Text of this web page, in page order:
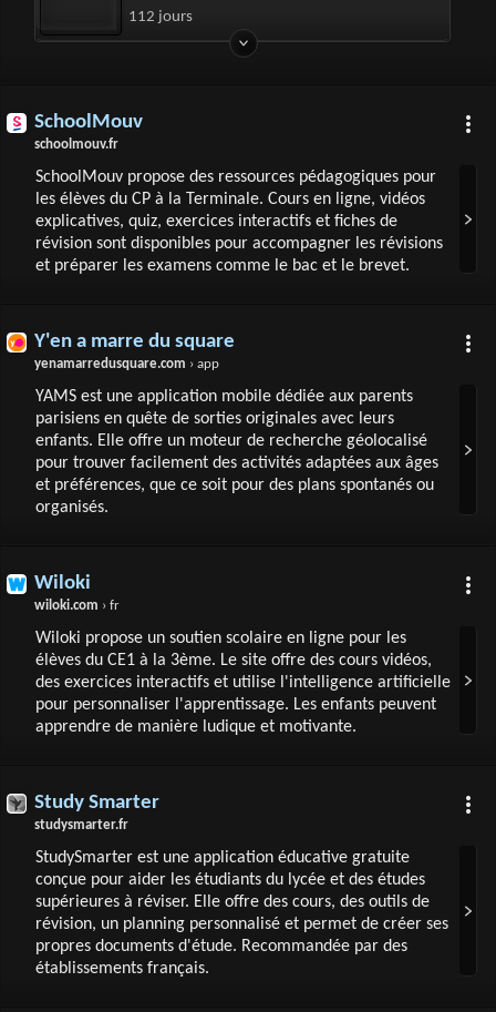
112 jours
SchoolMouv
schoolmouv.fr
SchoolMouv propose des ressources pédagogiques pour
les élèves du CP à la Terminale. Cours en ligne, vidéos
explicatives, quiz, exercices interactifs et fiches de
révision sont disponibles pour accompagner les révisions
et préparer les examens comme le bac et le brevet.
Y'en a marre du square
yenamarredusquare.com › app
YAMS est une application mobile dédiée aux parents
parisiens en quête de sorties originales avec leurs
enfants. Elle offre un moteur de recherche géolocalisé
pour trouver facilement des activités adaptées aux âges
et préférences, que ce soit pour des plans spontanés ou
organisés.
Wiloki
wiloki.com › fr
Wiloki propose un soutien scolaire en ligne pour les
élèves du CE1 à la 3ème. Le site offre des cours vidéos,
des exercices interactifs et utilise l'intelligence artificielle
pour personnaliser l'apprentissage. Les enfants peuvent
apprendre de manière ludique et motivante.
Study Smarter
studysmarter.fr
StudySmarter est une application éducative gratuite
conçue pour aider les étudiants du lycée et des études
supérieures à réviser. Elle offre des cours, des outils de
révision, un planning personnalisé et permet de créer ses
propres documents d'étude. Recommandée par des
établissements français.